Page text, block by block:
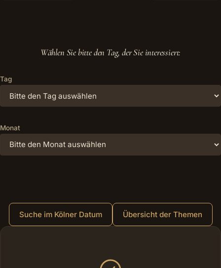
Wählen Sie bitte den Tag, der Sie interessiert:
Tag
Monat
Suche im Kölner Datum Übersicht der Themen
Weitere Bereiche